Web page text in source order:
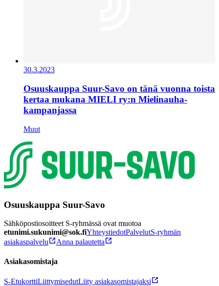
30.3.2023
Osuuskauppa Suur-Savo on tänä vuonna toista
kertaa mukana MIELI ry:n Mielinauha-
kampanjassa
Muut
Osuuskauppa Suur-Savo
Sähköpostiosoitteet S-ryhmässä ovat muotoa
etunimi.sukunimi@sok.fiYhteystiedotPalvelutS-ryhmän
asiakaspalvelu
Anna palautetta
Asiakasomistaja
S-EtukorttiLiittymisedutLiity asiakasomistajaksi